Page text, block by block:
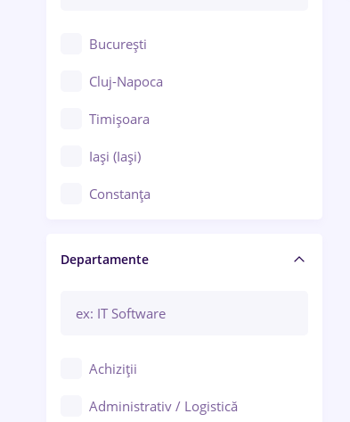
București
Cluj-Napoca
Timișoara
Iași (Iași)
Constanța
Brașov
Bacău
Galați (Galați)
Departamente
Achiziții
Administrativ / Logistică